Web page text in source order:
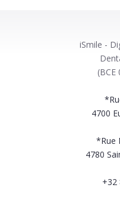
iSmile -
(BCE
4700
*Rue
4780
+32